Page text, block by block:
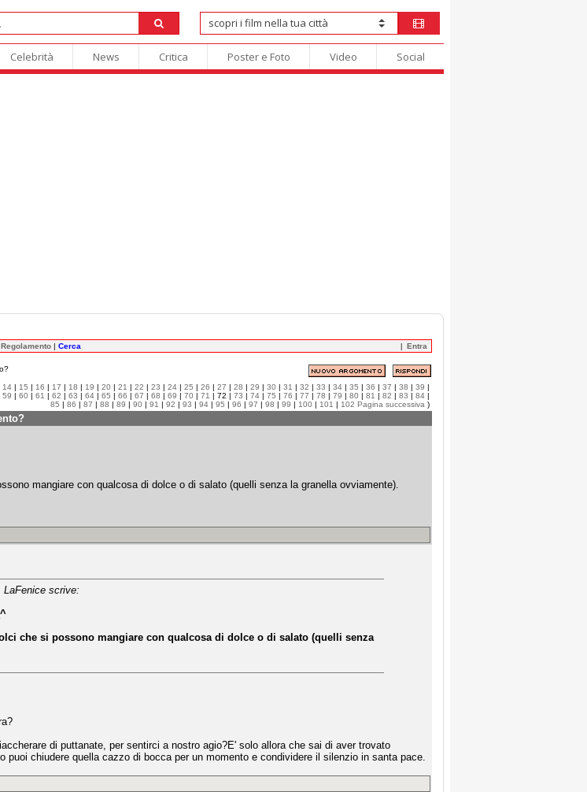
Celebrità News Critica Poster e Foto Video Social
Regolamento | Cerca Entra
14 | 15 | 16 | 17 | 18 | 19 | 20 | 21 | 22 | 23 | 24 | 25 | 26 | 27 | 28 | 29 | 30 | 31 | 32 | 33 | 34 | 35 | 36 | 37 | 38 | 39 |
59 | 60 | 61 | 62 | 63 | 64 | 65 | 66 | 67 | 68 | 69 | 70 | 71 | 72 | 73 | 74 | 75 | 76 | 77 | 78 | 79 | 80 | 81 | 82 | 83 | 84 |
85 | 86 | 87 | 88 | 89 | 90 | 91 | 92 | 93 | 94 | 95 | 96 | 97 | 98 | 99 | 100 | 101 | 102 Pagina successiva )
mangiare con qualcosa di dolce o di salato (quelli senza la granella ovviamente).
LaFenice scrive:
che si possono mangiare con qualcosa di dolce o di salato (quelli senza
di puttanate, per sentirci a nostro agio?E' solo allora che sai di aver trovato
puoi chiudere quella cazzo di bocca per un momento e condividere il silenzio in santa pace.